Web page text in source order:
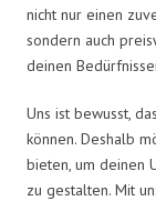
nicht nur einen
sondern auch
deinen
Uns ist bewusst,
können. Deshalb
bieten, um deinen
zu gestalten. Mit